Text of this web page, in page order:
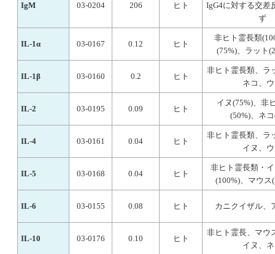
IgM 03-0204 206 ヒト
IgG4に対する交差
ず
IL-1α 03-0167 0.12 ヒト
非ヒト霊長類
(75%)、ラット
IL-1β 03-0160 0.2 ヒト
非ヒト霊長類、ラ
ネコ、
IL-2 03-0195 0.09 ヒト
イヌ(75%)、非
(50%)、ネ
IL-4 03-0161 0.04 ヒト
非ヒト霊長類、ラ
イヌ、
IL-5 03-0168 0.04 ヒト
非ヒト霊長類・
(100%)、マウス
IL-6 03-0155 0.08 ヒト カニクイザル、
IL-10 03-0176 0.10 ヒト
非ヒト霊長、マウ
イヌ、